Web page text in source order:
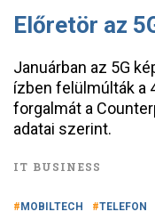
Előretör az
Januárban az 5G
ízben felülmúlták a
forgalmát a
adatai szerint.
IT BUSINESS
MOBILTECH TELEFON